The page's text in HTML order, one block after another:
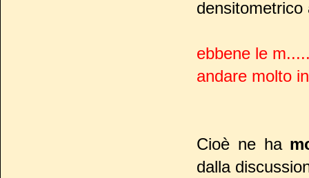
densitometrico
ebbene le
andare molto
Cioè ne ha
dalla